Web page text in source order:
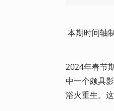
本期时间轴
2024年春节
中一个颇具
浴火重生。